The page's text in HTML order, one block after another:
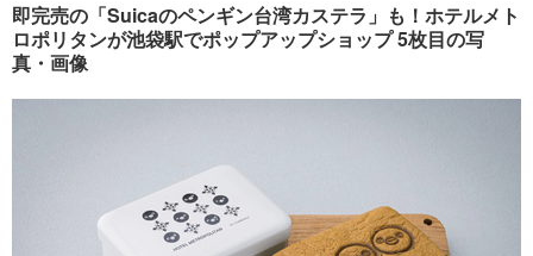
音楽 スポーツ
ペット ショッピング
プッシュ通知の停止方法
即完売の「Suicaのペンギン台湾カステラ」も！ホテルメト
ロポリタンが池袋駅でポップアップショップ 5枚目の写
真・画像